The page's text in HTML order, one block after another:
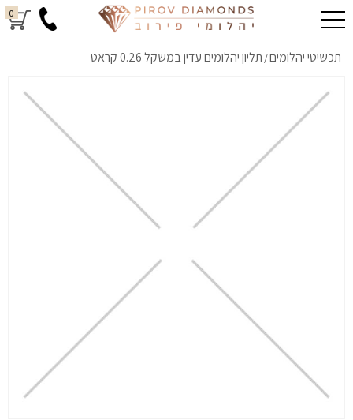
0
תכשיטי יהלומים/ תליון יהלומים עדין במשקל 0.26 קראט